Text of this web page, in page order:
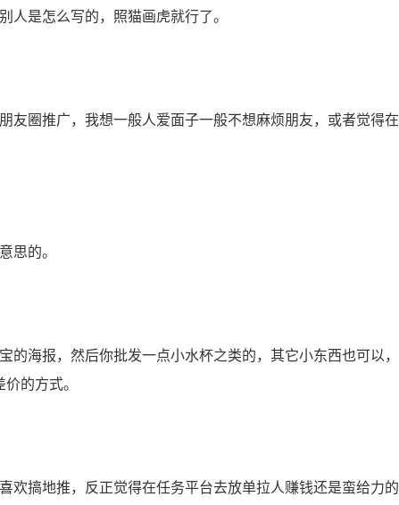
是怎么写的，照猫画虎就行了。
圈推广，我想一般人爱面子一般不想麻烦朋友，或者觉得
思的。
海报，然后你批发一点小水杯之类的，其它小东西也可以
的方式。
搞地推，反正觉得在任务平台去放单拉人赚钱还是蛮给力